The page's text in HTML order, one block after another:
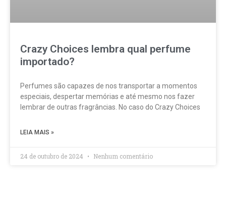
Crazy Choices lembra qual perfume
importado?
Perfumes são capazes de nos transportar a momentos
especiais, despertar memórias e até mesmo nos fazer
lembrar de outras fragrâncias. No caso do Crazy Choices
LEIA MAIS »
24 de outubro de 2024 Nenhum comentário